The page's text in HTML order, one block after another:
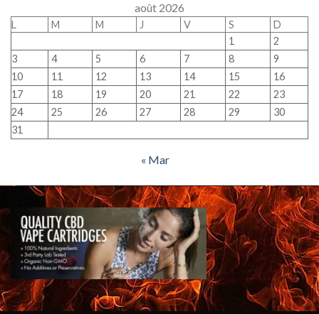
août 2026
L M M J V S
D
1
2
3
4 5 6 7 8
9
10
11 12 13 14 15
16
17
18 19 20 21 22
23
24
25 26 27 28 29
30
31
« Mar